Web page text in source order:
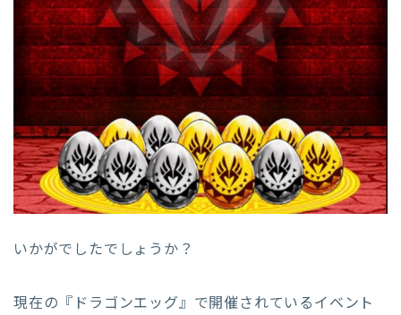
いかがでしたでしょうか？
現在の『ドラゴンエッグ』で開催されているイベント